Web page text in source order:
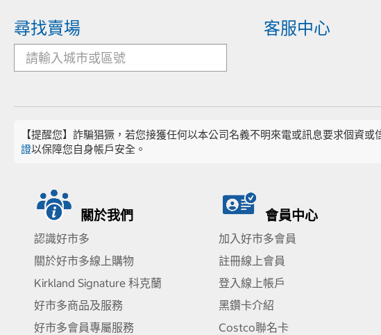
尋找賣場 客服中心
【提醒您】詐騙猖獗，若您接獲任何以本公司名義不明來電或訊息要求個資
證以保障您自身帳戶安全。
關於我們
認識好市多
關於好市多線上購物
Kirkland Signature 科克蘭
好市多商品及服務
好市多會員專屬服務
會員中心
加入好市多會員
註冊線上會員
登入線上帳戶
黑鑽卡介紹
Costco聯名卡